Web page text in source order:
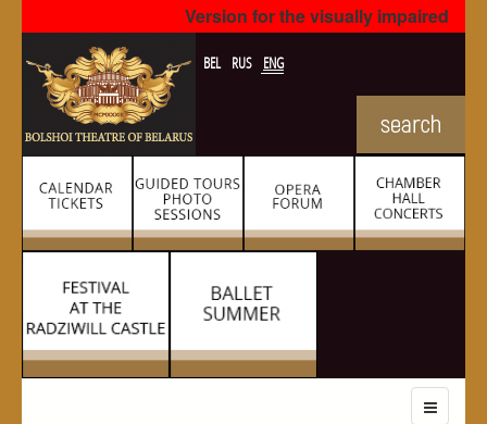
Version for the visually impaired
BEL RUS ENG